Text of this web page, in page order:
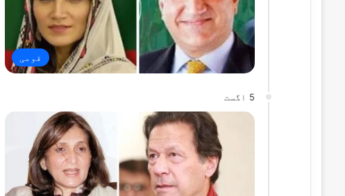
قومی
5 اگست